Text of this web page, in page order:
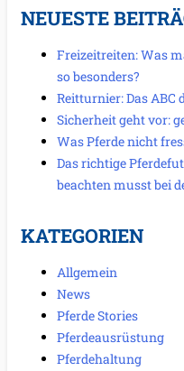
NEUESTE
Freizeitreiten: Was
so besonders?
Reitturnier: Das ABC
Sicherheit geht vor:
Was Pferde nicht
Das richtige
beachten musst bei
KATEGORIEN
Allgemein
News
Pferde Stories
Pferdeausrüstung
Pferdehaltung